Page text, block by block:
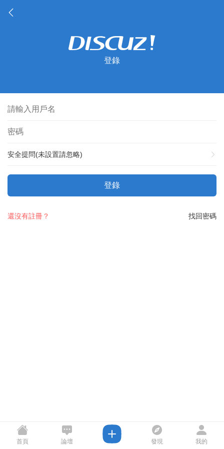
登錄
安全提問(未設置請忽略)
登錄
找回密碼
還沒有註冊？
首頁 論壇 發現 我的